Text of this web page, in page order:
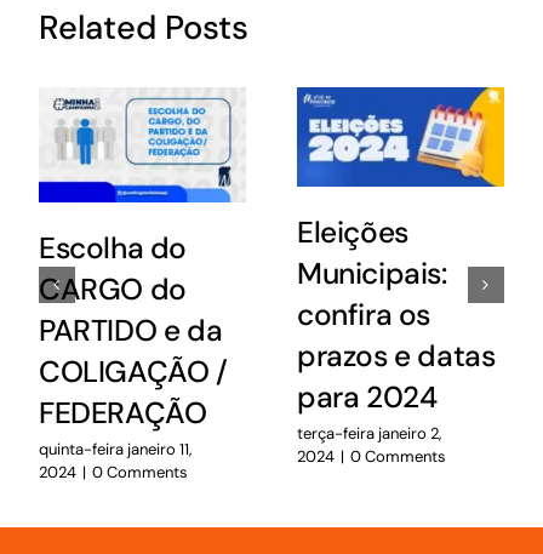
Related Posts
Escolha do
CARGO do
PARTIDO e da
COLIGAÇÃO /
FEDERAÇÃO
quinta-feira janeiro 11,
2024 | 0 Comments
Eleições
Municipais:
confira os
prazos e datas
para 2024
terça-feira janeiro 2,
2024 | 0 Comments